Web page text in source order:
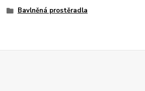
Bavlněná prostěradla